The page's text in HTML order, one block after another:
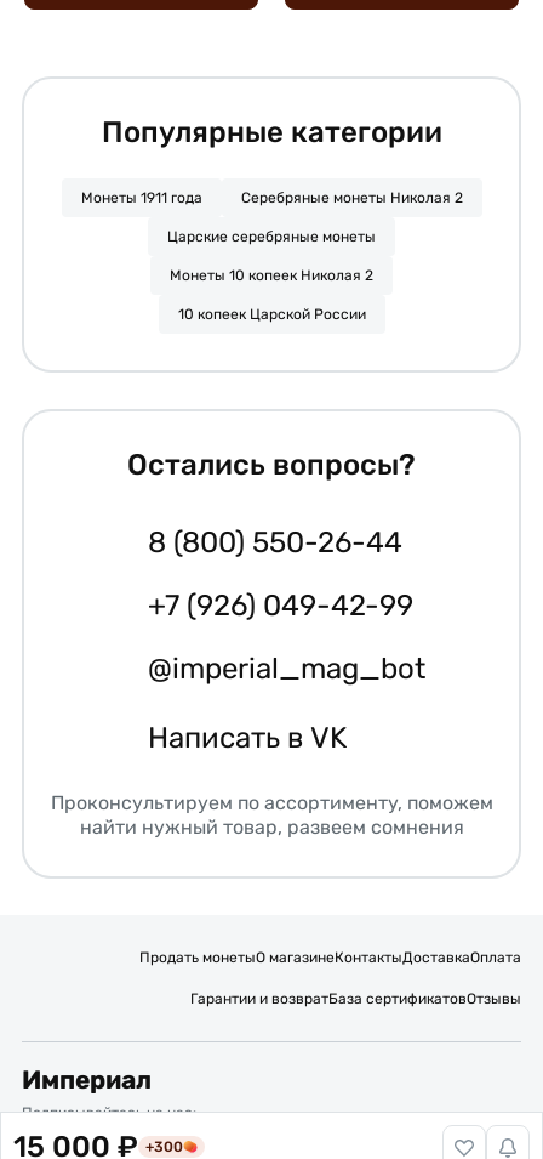
15 000 ₽ +300
Популярные категории
Монеты 1911 года Серебряные монеты Николая 2
Царские серебряные монеты
Монеты 10 копеек Николая 2
10 копеек Царской России
Остались вопросы?
8 (800) 550-26-44
+7 (926) 049-42-99
@imperial_mag_bot
Написать в VK
Проконсультируем по ассортименту, поможем
найти нужный товар, развеем сомнения
Продать монетыО магазинеКонтактыДоставкаОплата
Гарантии и возвратБаза сертификатовОтзывы
Империал
Подписывайтесь на нас:
Вакансии